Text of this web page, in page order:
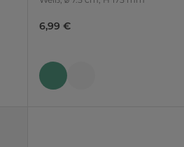
6,99 €